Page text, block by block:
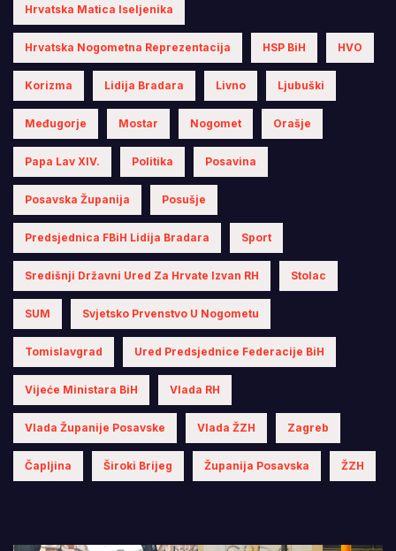
Hrvatska Matica Iseljenika
Hrvatska Nogometna Reprezentacija HSP BiH HVO
Korizma Lidija Bradara Livno Ljubuški
Međugorje Mostar Nogomet Orašje
Papa Lav XIV. Politika Posavina
Posavska Županija Posušje
Predsjednica FBiH Lidija Bradara Sport
Središnji Državni Ured Za Hrvate Izvan RH Stolac
SUM Svjetsko Prvenstvo U Nogometu
Tomislavgrad Ured Predsjednice Federacije BiH
Vijeće Ministara BiH Vlada RH
Vlada Županije Posavske Vlada ŽZH Zagreb
Čapljina Široki Brijeg Županija Posavska ŽZH